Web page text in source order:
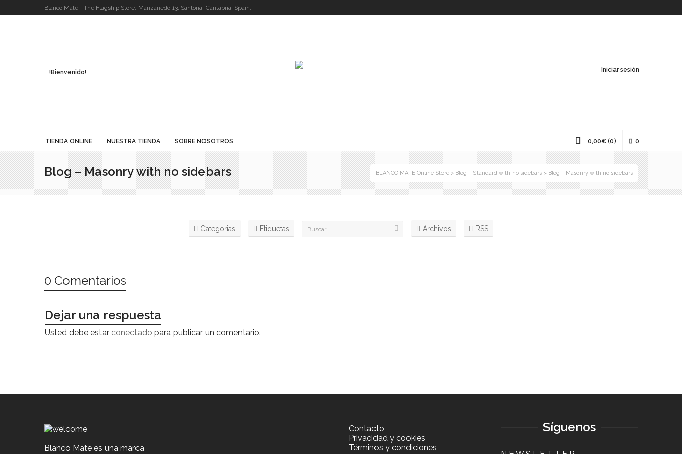
Blanco Mate - The Flagship Store. Manzanedo 13. Santoña, Cantabria. Spain.
!Bienvenido! Iniciar sesión
TIENDA ONLINE NUESTRA TIENDA SOBRE NOSOTROS 0,00€ (0) 0
Blog – Masonry with no sidebars BLANCO MATE Online Store > Blog – Standard with no sidebars > Blog – Masonry with no sidebars
Categorias Etiquetas Archivos RSS
0 Comentarios
Dejar una respuesta
Usted debe estar conectado para publicar un comentario.
Blanco Mate es una marca
Contacto
Privacidad y cookies
Términos y condiciones
Síguenos